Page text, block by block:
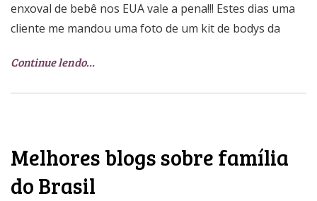
enxoval de bebê nos EUA vale a pena!!! Estes dias uma
cliente me mandou uma foto de um kit de bodys da
Continue lendo…
Melhores blogs sobre família
do Brasil